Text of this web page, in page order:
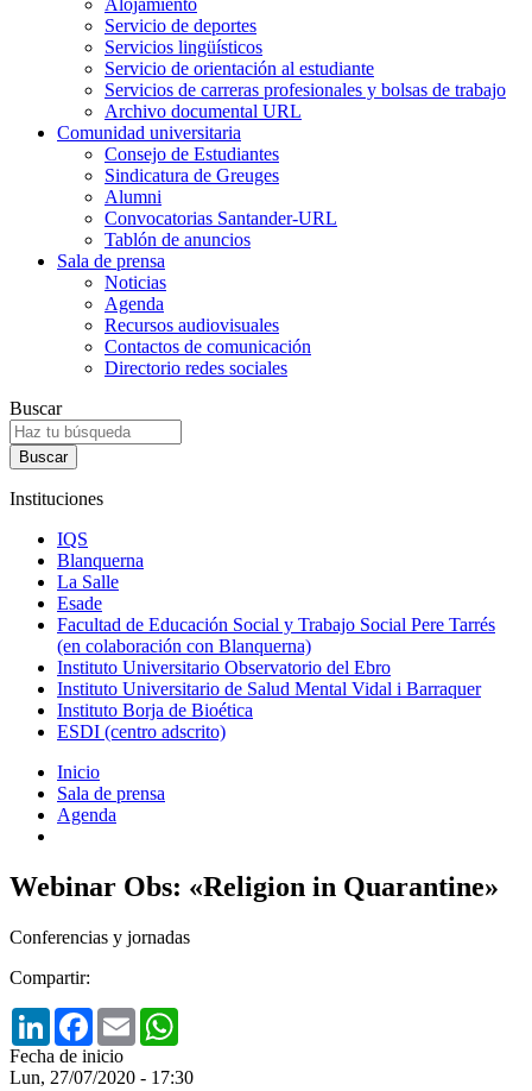
Servicio de deportes
Servicios lingüísticos
Servicio de orientación al estudiante
Servicios de carreras profesionales y bolsas de trabajo
Archivo documental URL
Comunidad universitaria
Consejo de Estudiantes
Sindicatura de Greuges
Alumni
Convocatorias Santander-URL
Tablón de anuncios
Sala de prensa
Noticias
Agenda
Recursos audiovisuales
Contactos de comunicación
Directorio redes sociales
Buscar
Instituciones
IQS
Blanquerna
La Salle
Esade
Facultad de Educación Social y Trabajo Social Pere Tarrés
(en colaboración con Blanquerna)
Instituto Universitario Observatorio del Ebro
Instituto Universitario de Salud Mental Vidal i Barraquer
Instituto Borja de Bioética
ESDI (centro adscrito)
Inicio
Sala de prensa
Agenda
Webinar Obs: «Religion in Quarantine»
Conferencias y jornadas
Compartir:
LinkedInFacebook
Email
Fecha de inicio
Lun, 27/07/2020 - 17:30